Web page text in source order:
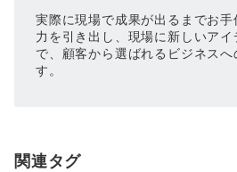
実際に現場で成果が出るまでお
力を引き出し、現場に新しいアイ
で、顧客から選ばれるビジネスへ
す。
関連タグ